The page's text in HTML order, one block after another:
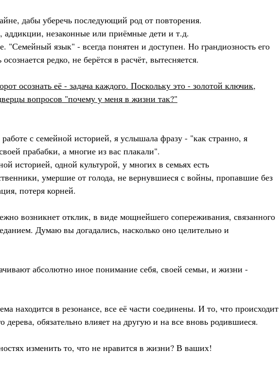
дабы уберечь последующий род от повторения.
аддикции, незаконные или приёмные дети и т.д.
"Семейный язык" - всегда понятен и доступен. Но грандиозность его
редко, не берётся в расчёт, вытесняется.
осознать её - задача каждого. Поскольку это - золотой ключик,
вопросов "почему у меня в жизни так?"
с семейной историей, я услышала фразу - "как странно, я
прабабки, а многие из вас плакали".
историей, одной культурой, у многих в семьях есть
умершие от голода, не вернувшиеся с войны, пропавшие без
потеря корней.
возникнет отклик, в виде мощнейшего сопереживания, связанного
Думаю вы догадались, насколько оно целительно и
абсолютно иное понимание себя, своей семьи, и жизни -
находится в резонансе, все её части соединены. И то, что происходит
дерева, обязательно влияет на другую и на все вновь родившиеся.
изменить то, что не нравится в жизни? В ваших!